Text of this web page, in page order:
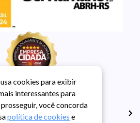
cookies para exibir
interessantes para
você concorda
política de cookies e